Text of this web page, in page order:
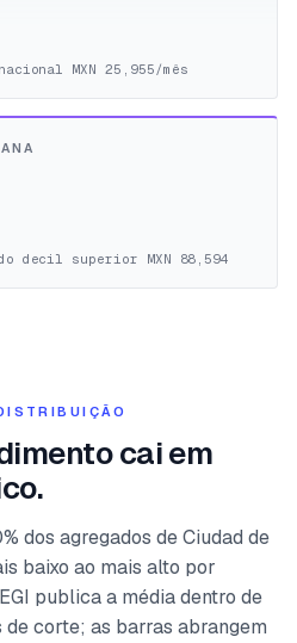
MXN 25,955/mês
decil superior MXN 88,594
cai em
dos agregados de Ciudad de
baixo ao mais alto por
publica a média dentro de
corte; as barras abrangem